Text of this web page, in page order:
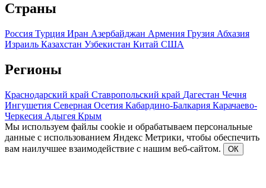
Страны
Россия Турция Иран Азербайджан Армения Грузия Абхазия
Израиль Казахстан Узбекистан Китай США
Регионы
Краснодарский край Ставропольский край Дагестан Чечня
Ингушетия Северная Осетия Кабардино-Балкария Карачаево-
Черкесия Адыгея Крым
Мы используем файлы cookie и обрабатываем персональные
данные с использованием Яндекс Метрики, чтобы обеспечить
вам наилучшее взаимодействие с нашим веб-сайтом.
ОК